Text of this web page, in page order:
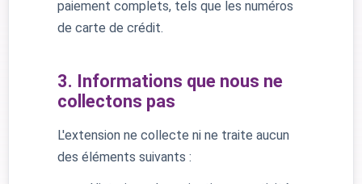
paiement complets, tels que les numéros
de carte de crédit.
3. Informations que nous ne
collectons pas
L'extension ne collecte ni ne traite aucun
des éléments suivants :